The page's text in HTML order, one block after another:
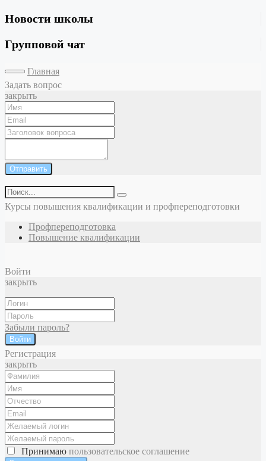
Новости школы
Групповой чат
Главная
Задать вопрос
закрыть
Отправить
Курсы повышения квалификации и профпереподготовки
Профпереподготовка
Повышение квалификации
Войти
закрыть
Забыли пароль?
Войти
Регистрация
закрыть
Принимаю пользовательское соглашение